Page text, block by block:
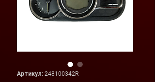
Артикул: 248100342R